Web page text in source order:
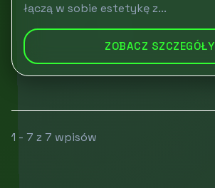
łączą w sobie estetykę z...
ZOBACZ SZCZEGÓŁY
1 - 7 z 7 wpisów